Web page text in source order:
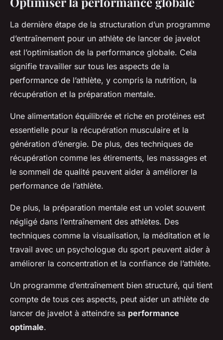
La dernière étape de la structuration d’un programme
d’entraînement pour un athlète de lancer de javelot
est l’optimisation de la performance globale. Cela
signifie travailler sur tous les aspects de la
performance de l’athlète, y compris la nutrition, la
récupération et la préparation mentale.
Une alimentation équilibrée et riche en protéines est
essentielle pour la récupération musculaire et la
génération d’énergie. De plus, des techniques de
récupération comme les étirements, les massages et
le sommeil de qualité peuvent aider à améliorer la
performance de l’athlète.
De plus, la préparation mentale est un volet souvent
négligé dans l’entraînement des athlètes. Des
techniques comme la visualisation, la méditation et le
travail avec un psychologue du sport peuvent aider à
améliorer la concentration et la confiance de l’athlète.
Un programme d’entraînement bien structuré, qui tient
compte de tous ces aspects, peut aider un athlète de
lancer de javelot à atteindre sa performance
optimale.